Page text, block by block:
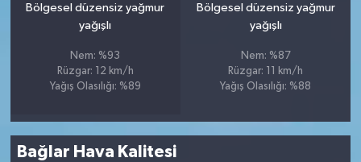
Bölgesel düzensiz yağmur
yağışlı
Nem: %93
Rüzgar: 12 km/h
Yağış Olasılığı: %89
Bölgesel düzensiz yağmur
yağışlı
Nem: %87
Rüzgar: 11 km/h
Yağış Olasılığı: %88
Bağlar Hava Kalitesi